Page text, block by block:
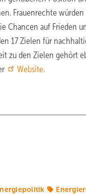
Frauenrechte
Chancen auf Frieden
17 Zielen für
zu den Zielen gehört
Website.